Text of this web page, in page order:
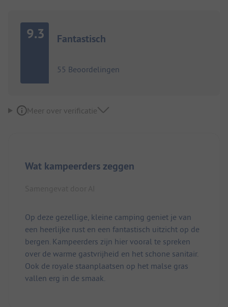
9.3 Fantastisch
55 Beoordelingen
Meer over verificatie
Wat kampeerders zeggen
Op deze gezellige, kleine camping geniet je van
een heerlijke rust en een fantastisch uitzicht op de
bergen. Kampeerders zijn hier vooral te spreken
over de warme gastvrijheid en het schone sanitair.
Ook de royale staanplaatsen op het malse gras
vallen erg in de smaak.